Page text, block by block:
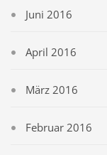
Juni 2016
April 2016
März 2016
Februar 2016